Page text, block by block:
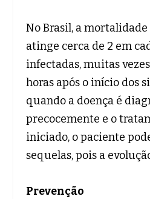
No Brasil, a mortalidade
atinge cerca de 2 em
infectadas, muitas
horas após o início dos
quando a doença é
precocemente e o
iniciado, o paciente
sequelas, pois a
Prevenção